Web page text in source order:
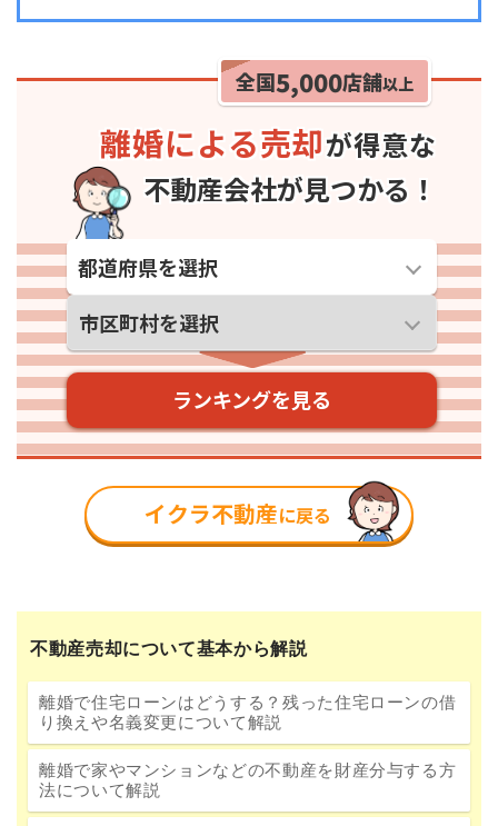
不動産売却について基本から解説
離婚で住宅ローンはどうする？残った住宅ローンの借
り換えや名義変更について解説
離婚で家やマンションなどの不動産を財産分与する方
法について解説